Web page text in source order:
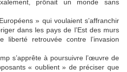
prônait un monde sans
» qui voulaient s’affranchir
dans les pays de l’Est des murs
liberté retrouvée contre l’invasion
s’apprête à poursuivre l’œuvre de
« oublient » de préciser que